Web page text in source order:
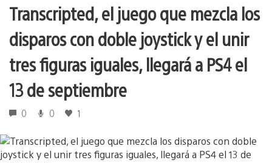
Transcripted, el juego que mezcla los
disparos con doble joystick y el unir
tres figuras iguales, llegará a PS4 el
13 de septiembre
0 0 1